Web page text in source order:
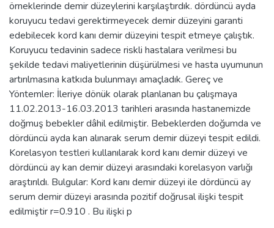
örneklerinde demir düzeylerini karşılaştırdık. dördüncü ayda
koruyucu tedavi gerektirmeyecek demir düzeyini garanti
edebilecek kord kanı demir düzeyini tespit etmeye çalıştık.
Koruyucu tedavinin sadece riskli hastalara verilmesi bu
şekilde tedavi maliyetlerinin düşürülmesi ve hasta uyumunun
artırılmasına katkıda bulunmayı amaçladık. Gereç ve
Yöntemler: İleriye dönük olarak planlanan bu çalışmaya
11.02.2013-16.03.2013 tarihleri arasında hastanemizde
doğmuş bebekler dâhil edilmiştir. Bebeklerden doğumda ve
dördüncü ayda kan alınarak serum demir düzeyi tespit edildi.
Korelasyon testleri kullanılarak kord kanı demir düzeyi ve
dördüncü ay kan demir düzeyi arasındaki korelasyon varlığı
araştırıldı. Bulgular: Kord kanı demir düzeyi ile dördüncü ay
serum demir düzeyi arasında pozitif doğrusal ilişki tespit
edilmiştir r=0.910 . Bu ilişki p